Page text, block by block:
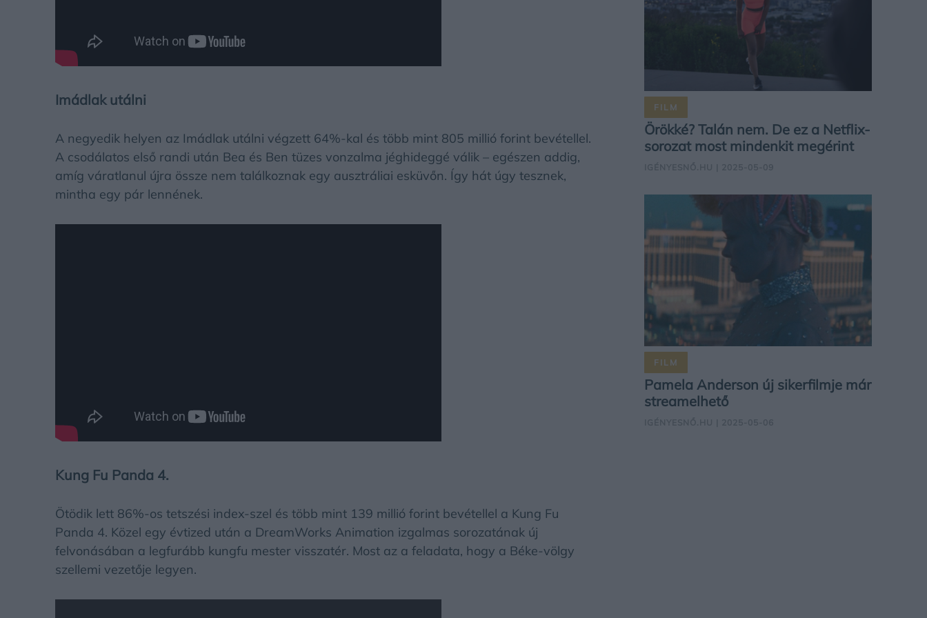
Imádlak utálni
A negyedik helyen az Imádlak utálni végzett 64%-kal és több mint 805 millió forint bevétellel.
A csodálatos első randi után Bea és Ben tüzes vonzalma jéghideggé válik – egészen addig,
amíg váratlanul újra össze nem találkoznak egy ausztráliai esküvőn. Így hát úgy tesznek,
mintha egy pár lennének.
Kung Fu Panda 4.
Ötödik lett 86%-os tetszési index-szel és több mint 139 millió forint bevétellel a Kung Fu
Panda 4. Közel egy évtized után a DreamWorks Animation izgalmas sorozatának új
felvonásában a legfurább kungfu mester visszatér. Most az a feladata, hogy a Béke-völgy
szellemi vezetője legyen.
FILM
Örökké? Talán nem. De ez a Netflix-
sorozat most mindenkit megérint
FILM
Pamela Anderson új sikerfilmje már
streamelhető